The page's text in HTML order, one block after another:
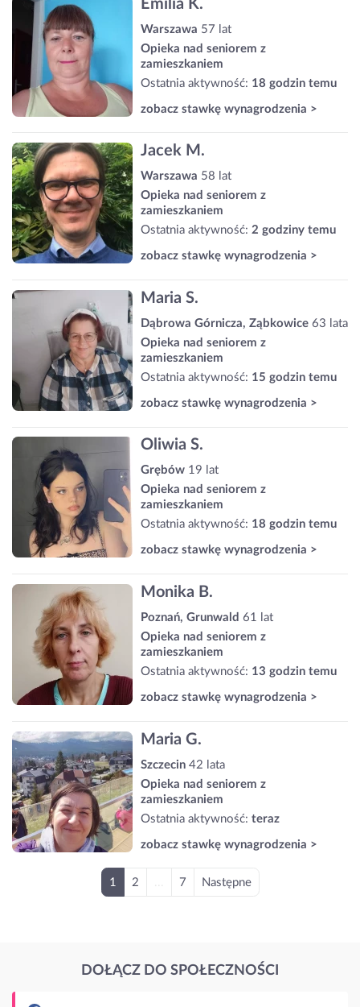
Emilia K.
Warszawa 57 lat
Opieka nad seniorem z
zamieszkaniem
Ostatnia aktywność: 18 godzin temu
zobacz stawkę wynagrodzenia >
Jacek M.
Warszawa 58 lat
Opieka nad seniorem z
zamieszkaniem
Ostatnia aktywność: 2 godziny temu
zobacz stawkę wynagrodzenia >
Maria S.
Dąbrowa Górnicza, Ząbkowice 63 lata
Opieka nad seniorem z
zamieszkaniem
Ostatnia aktywność: 15 godzin temu
zobacz stawkę wynagrodzenia >
Oliwia S.
Grębów 19 lat
Opieka nad seniorem z
zamieszkaniem
Ostatnia aktywność: 18 godzin temu
zobacz stawkę wynagrodzenia >
Monika B.
Poznań, Grunwald 61 lat
Opieka nad seniorem z
zamieszkaniem
Ostatnia aktywność: 13 godzin temu
zobacz stawkę wynagrodzenia >
Maria G.
Szczecin 42 lata
Opieka nad seniorem z
zamieszkaniem
Ostatnia aktywność: teraz
zobacz stawkę wynagrodzenia >
1 2 7 Następne
DOŁĄCZ DO SPOŁECZNOŚCI